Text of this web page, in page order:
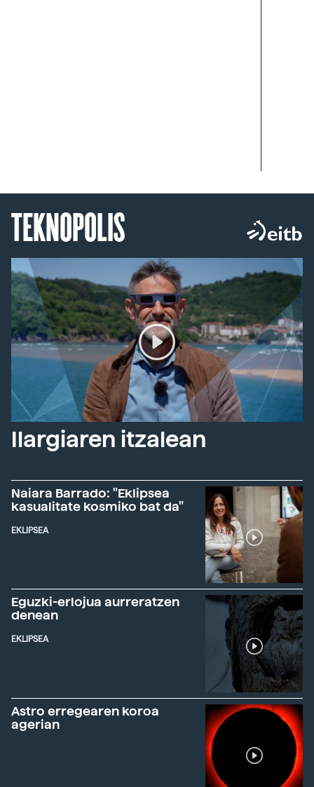
TEKNOPOLIS
Ilargiaren itzalean
Naiara Barrado: "Eklipsea
kasualitate kosmiko bat da"
EKLIPSEA
Eguzki-erlojua aurreratzen
denean
EKLIPSEA
Astro erregearen koroa
agerian